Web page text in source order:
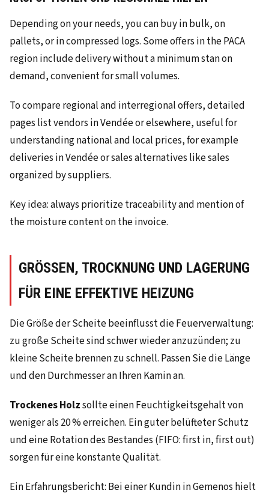
Depending on your needs, you can buy in bulk, on
pallets, or in compressed logs. Some offers in the PACA
region include delivery without a minimum stan on
demand, convenient for small volumes.
To compare regional and interregional offers, detailed
pages list vendors in Vendée or elsewhere, useful for
understanding national and local prices, for example
deliveries in Vendée or sales alternatives like sales
organized by suppliers.
Key idea: always prioritize traceability and mention of
the moisture content on the invoice.
GRÖSSEN, TROCKNUNG UND LAGERUNG F
ÜR EINE EFFEKTIVE HEIZUNG
Die Größe der Scheite beeinflusst die Feuerverwaltung:
zu große Scheite sind schwer wieder anzuzünden; zu
kleine Scheite brennen zu schnell. Passen Sie die Länge
und den Durchmesser an Ihren Kamin an.
Trockenes Holzsollte einen Feuchtigkeitsgehalt von
weniger als 20 % erreichen. Ein guter belüfteter Schutz
und eine Rotation des Bestandes (FIFO: first in, first out)
sorgen für eine konstante Qualität.
Ein Erfahrungsbericht: Bei einer Kundin in Gemenos hielt